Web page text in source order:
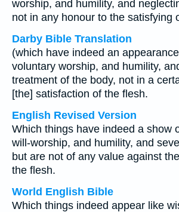
worship, and humility, and
not in any honour to the satisfying
Darby Bible Translation
(which have indeed an
voluntary worship, and humility,
treatment of the body, not in a
[the] satisfaction of the flesh.
English Revised Version
Which things have indeed a show
will-worship, and humility, and
but are not of any value against
the flesh.
World English Bible
Which things indeed appear like